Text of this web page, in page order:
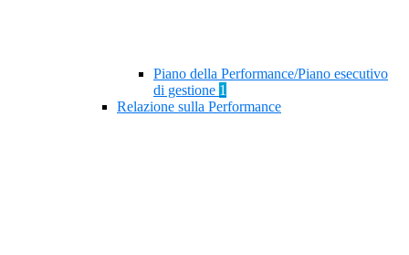
Piano della Performance/Piano esecutivo
di gestione 1
Relazione sulla Performance